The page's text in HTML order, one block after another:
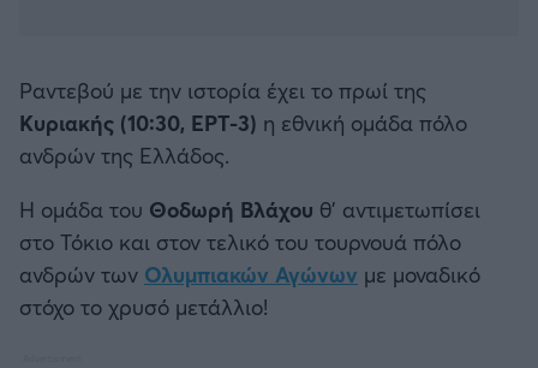
Ατλέτικο Μαδρίτης
Μάντσεστερ Γιουνάιτεντ
Μάντσεστερ Σίτι
Λίβερπουλ
Ραντεβού με την ιστορία έχει το πρωί της
Κυριακής (10:30, ΕΡΤ-3) η εθνική ομάδα πόλο
ανδρών της Ελλάδος.
Η ομάδα του Θοδωρή Βλάχου θ' αντιμετωπίσει
στο Τόκιο και στον τελικό του τουρνουά πόλο
ανδρών των Ολυμπιακών Αγώνων με μοναδικό
στόχο το χρυσό μετάλλιο!